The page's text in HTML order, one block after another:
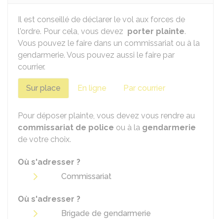
Il est conseillé de déclarer le vol aux forces de
l'ordre. Pour cela, vous devez porter plainte.
Vous pouvez le faire dans un commissariat ou à la
gendarmerie. Vous pouvez aussi le faire par
courrier.
Sur place En ligne Par courrier
Pour déposer plainte, vous devez vous rendre au
commissariat de police ou à la gendarmerie
de votre choix.
Où s'adresser ?
Commissariat
Où s'adresser ?
Brigade de gendarmerie